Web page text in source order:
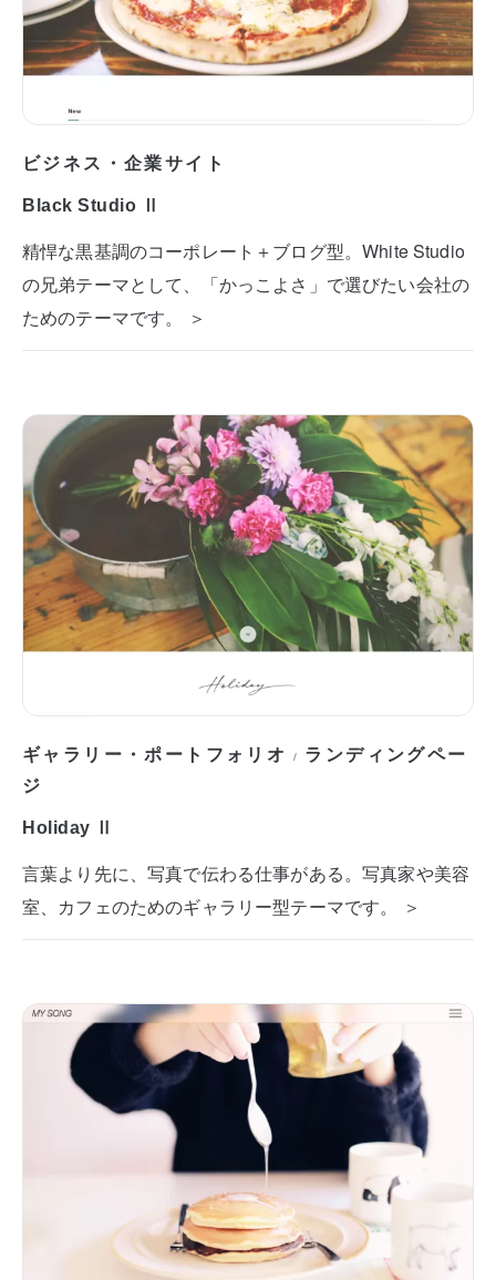
ビジネス・企業サイト
Black Studio Ⅱ
精悍な黒基調のコーポレート＋ブログ型。White Studio
の兄弟テーマとして、「かっこよさ」で選びたい会社の
ためのテーマです。 ＞
ギャラリー・ポートフォリオ / ランディングペー
ジ
Holiday Ⅱ
言葉より先に、写真で伝わる仕事がある。写真家や美容
室、カフェのためのギャラリー型テーマです。 ＞